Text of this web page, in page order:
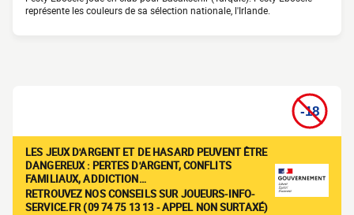
représente les couleurs de sa sélection nationale, l'Irlande.
LES JEUX D'ARGENT ET DE HASARD PEUVENT ÊTRE
DANGEREUX : PERTES D'ARGENT, CONFLITS
FAMILIAUX, ADDICTION…
RETROUVEZ NOS CONSEILS SUR JOUEURS-INFO-
SERVICE.FR (09 74 75 13 13 - APPEL NON SURTAXÉ)